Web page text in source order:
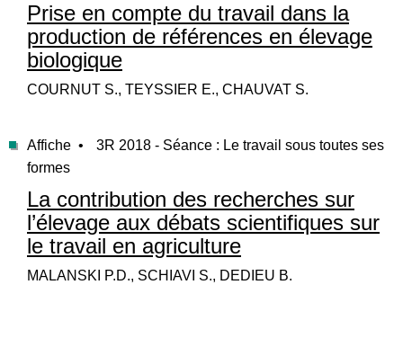
Prise en compte du travail dans la
production de références en élevage
biologique
COURNUT S., TEYSSIER E., CHAUVAT S.
Affiche •
3R 2018 - Séance : Le travail sous toutes ses
formes
La contribution des recherches sur
l’élevage aux débats scientifiques sur
le travail en agriculture
MALANSKI P.D., SCHIAVI S., DEDIEU B.